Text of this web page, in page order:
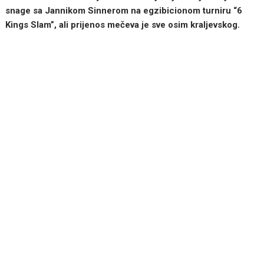
snage sa Jannikom Sinnerom na egzibicionom turniru “6
Kings Slam”, ali prijenos mečeva je sve osim kraljevskog.